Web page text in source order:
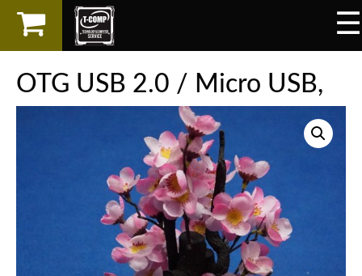
☰
×
LAPTOP
SPAREPART
SERVICES
OTG USB 2.0 / Micro USB,